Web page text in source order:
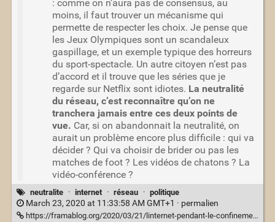
: comme on n’aura pas de consensus, au
moins, il faut trouver un mécanisme qui
permette de respecter les choix. Je pense que
les Jeux Olympiques sont un scandaleux
gaspillage, et un exemple typique des horreurs
du sport-spectacle. Un autre citoyen n’est pas
d’accord et il trouve que les séries que je
regarde sur Netflix sont idiotes. La neutralité
du réseau, c’est reconnaître qu’on ne
tranchera jamais entre ces deux points de
vue. Car, si on abandonnait la neutralité, on
aurait un problème encore plus difficile : qui va
décider ? Qui va choisir de brider ou pas les
matches de foot ? Les vidéos de chatons ? La
vidéo-conférence ?
neutralite · internet · réseau · politique
March 23, 2020 at 11:33:58 AM GMT+1 · permalien
https://framablog.org/2020/03/21/linternet-pendant-le-confinement/